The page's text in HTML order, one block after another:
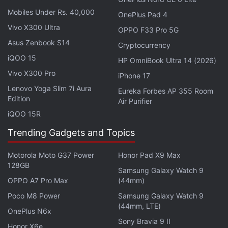
101 990 INR.
Le Vivobook S14 (S3407AA), doté d'un processeur
Intel Core Ultra 7 355, est proposé au prix de
128 990 INR. Enfin, l'Asus Vivobook S16 (S3607AA),
pouvant être équipé d'un processeur jusqu'à
Intel Core Ultra 7 355, est proposé au prix de
131 990 INR.
Il est confirmé que tous les nouveaux modèles
Zenbook et Vivobook seront disponibles dans les
Asus Hybrid, chez les partenaires de vente au détail
agréés et sur les sites de commerce en ligne tels
disponibles à la vente à partir du 21 avril.
Caractéristiques techniques de
Mobiles Under Rs. 40,000
Vivo X300 Ultra
Asus Zenbook S14
iQOO 15
Vivo X300 Pro
Lenovo Yoga Slim 7i Aura
Edition
iQOO 15R
OnePlus Pad 4
OPPO F33 Pro 5G
Cryptocurrency
HP OmniBook Ultra 14 (2026)
iPhone 17
Eureka Forbes AP 355 Room
Air Purifier
Trending Gadgets and Topics
Motorola Moto G37 Power
128GB
OPPO A7 Pro Max
Poco M8 Power
OnePlus N6x
Honor X6e
Honor Pad X9 Max
Samsung Galaxy Watch 9
(44mm)
Samsung Galaxy Watch 9
(44mm, LTE)
Sony Bravia 9 II